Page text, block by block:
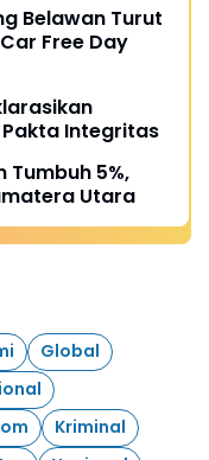
Belawan Turut
Free Day
Integritas
Tumbuh 5%,
Utara
Global
Kriminal